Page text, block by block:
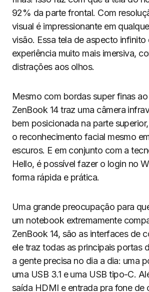
92% da parte frontal. Com
visual é impressionante em
visão. Essa tela de aspecto infinito
experiência muito mais imersiva,
distrações aos olhos.
Mesmo com bordas super finas
ZenBook 14 traz uma câmera
bem posicionada na parte
o reconhecimento facial mesmo
escuros. E em conjunto com a
Hello, é possível fazer o login no
forma rápida e prática.
Uma grande preocupação para
um notebook extremamente
ZenBook 14, são as interfaces de
ele traz todas as principais portas
a gente precisa no dia a dia: uma
uma USB 3.1 e uma USB tipo-C.
saída HDMI e entrada pra fone de